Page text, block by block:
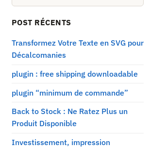
POST RÉCENTS
Transformez Votre Texte en SVG pour
Décalcomanies
plugin : free shipping downloadable
plugin “minimum de commande”
Back to Stock : Ne Ratez Plus un
Produit Disponible
Investissement, impression